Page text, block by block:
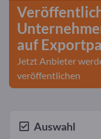
auf
Jetzt Anbieter
veröffentlichen
Auswahl